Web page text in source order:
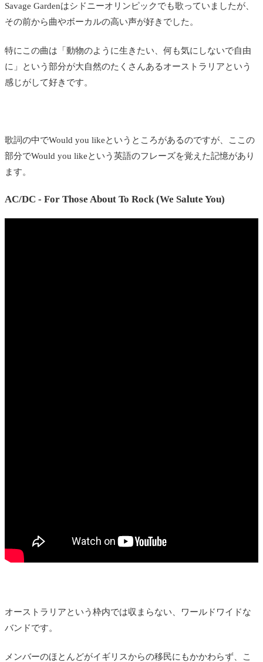
Savage Gardenはシドニーオリンピックでも歌っていましたが、
その前から曲やボーカルの高い声が好きでした。
特にこの曲は「動物のように生きたい、何も気にしないで自由
に」という部分が大自然のたくさんあるオーストラリアという
感じがして好きです。
歌詞の中でWould you likeというところがあるのですが、ここの
部分でWould you likeという英語のフレーズを覚えた記憶があり
ます。
AC/DC - For Those About To Rock (We Salute You)
オーストラリアという枠内では収まらない、ワールドワイドな
バンドです。
メンバーのほとんどがイギリスからの移民にもかかわらず、こ